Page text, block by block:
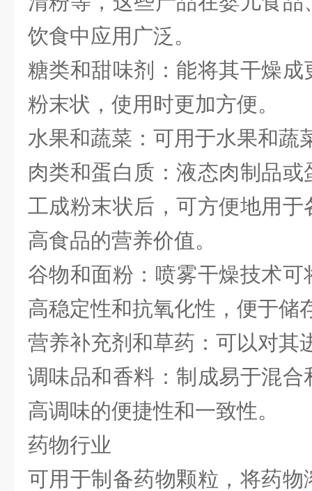
饮食中应用广泛。
糖类和甜味剂：能将其干燥
粉末状，使用时更加方便。
水果和蔬菜：可用于水果和蔬
肉类和蛋白质：液态肉制品
工成粉末状后，可方便地用
高食品的营养价值。
谷物和面粉：喷雾干燥技术
高稳定性和抗氧化性，便于储
营养补充剂和草药：可以对其
调味品和香料：制成易于混
高调味的便捷性和一致性。
药物行业
可用于制备药物颗粒，将药